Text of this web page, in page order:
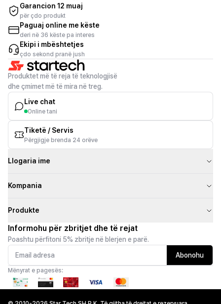
Garancion 12 muaj
për çdo produkt
Paguaj online me këste
deri në 36 këste pa interes
Ekipi i mbështetjes
çdo sekond pranë jush
Produktet më të reja të teknologjisë
dhe çmimet më të mira në treg.
Live chat
Online tani
Tiketë / Servis
Përgjigje brenda 24 orëve
Llogaria ime
Kompania
Produkte
Informohu për zbritjet dhe të rejat
Poashtu përfitoni 5% zbritje në blerjen e parë.
Abonohu
Mënyrat e pagesës: